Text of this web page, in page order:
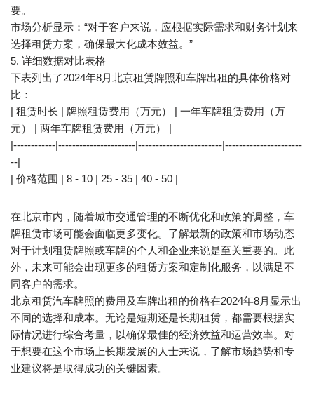
要。
市场分析显示：“对于客户来说，应根据实际需求和财务计划来
选择租赁方案，确保最大化成本效益。”
5. 详细数据对比表格
下表列出了2024年8月北京租赁牌照和车牌出租的具体价格对
比：
| 租赁时长 | 牌照租赁费用（万元） | 一年车牌租赁费用（万
元） | 两年车牌租赁费用（万元） |
|------------|----------------------|------------------------|----------------------
--|
| 价格范围 | 8 - 10 | 25 - 35 | 40 - 50 |
在北京市内，随着城市交通管理的不断优化和政策的调整，车
牌租赁市场可能会面临更多变化。了解最新的政策和市场动态
对于计划租赁牌照或车牌的个人和企业来说是至关重要的。此
外，未来可能会出现更多的租赁方案和定制化服务，以满足不
同客户的需求。
北京租赁汽车牌照的费用及车牌出租的价格在2024年8月显示出
不同的选择和成本。无论是短期还是长期租赁，都需要根据实
际情况进行综合考量，以确保最佳的经济效益和运营效率。对
于想要在这个市场上长期发展的人士来说，了解市场趋势和专
业建议将是取得成功的关键因素。